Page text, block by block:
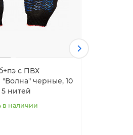
с ПВХ
черные, 10
5 нитей
в наличии